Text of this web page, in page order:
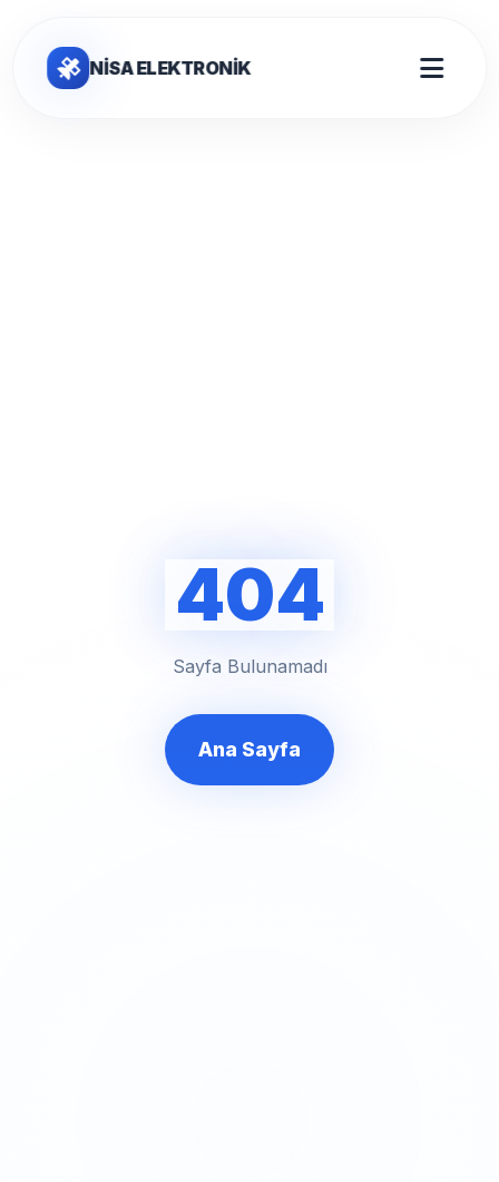
NİSA ELEKTRONİK
404
Sayfa Bulunamadı
Ana Sayfa